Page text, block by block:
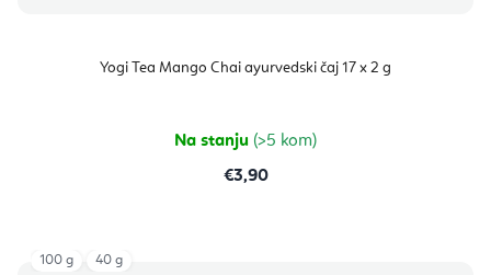
Yogi Tea Mango Chai ayurvedski čaj 17 x 2 g
Na stanju (>5 kom)
€3,90
100 g 40 g